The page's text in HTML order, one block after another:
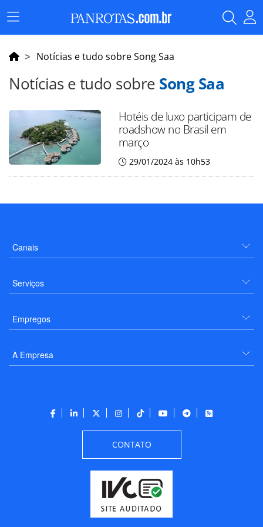
Menu
Principal
Notícias e tudo sobre Song Saa
Notícias e tudo sobre Song Saa
Hotéis de luxo participam de
roadshow no Brasil em
março
29/01/2024 às 10h53
Canais
Serviços
Empregos
A Empresa
CONTATO